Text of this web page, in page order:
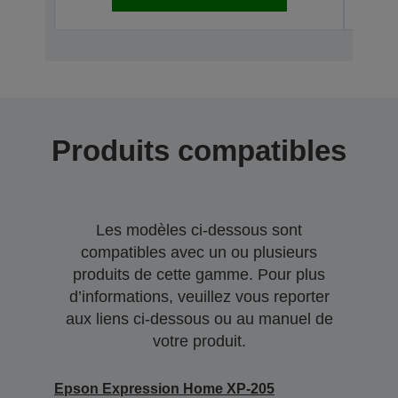
Produits compatibles
Les modèles ci-dessous sont
compatibles avec un ou plusieurs
produits de cette gamme. Pour plus
d’informations, veuillez vous reporter
aux liens ci-dessous ou au manuel de
votre produit.
Epson Expression Home XP-205